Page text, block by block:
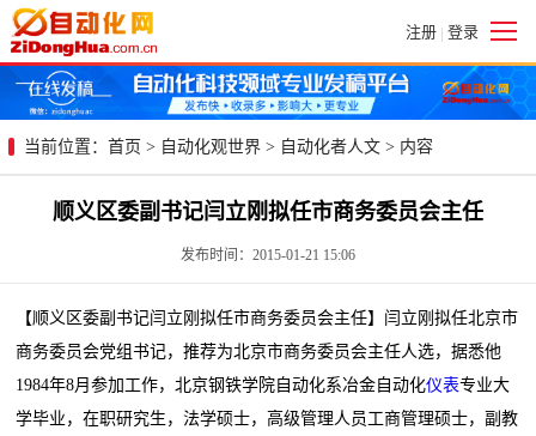
注册 | 登录
当前位置： 首页 > 自动化观世界 > 自动化者人文 > 内容
顺义区委副书记闫立刚拟任市商务委员会主任
发布时间：2015-01-21 15:06
【顺义区委副书记闫立刚拟任市商务委员会主任】闫立刚拟任北京市
商务委员会党组书记，推荐为北京市商务委员会主任人选，据悉他
1984年8月参加工作，北京钢铁学院自动化系冶金自动化仪表专业大
学毕业，在职研究生，法学硕士，高级管理人员工商管理硕士，副教